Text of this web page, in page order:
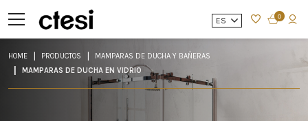
ES 0
HOME PRODUCTOS
MAMPARAS DE DUCHA Y BAÑERAS
MAMPARAS DE DUCHA EN VIDRIO